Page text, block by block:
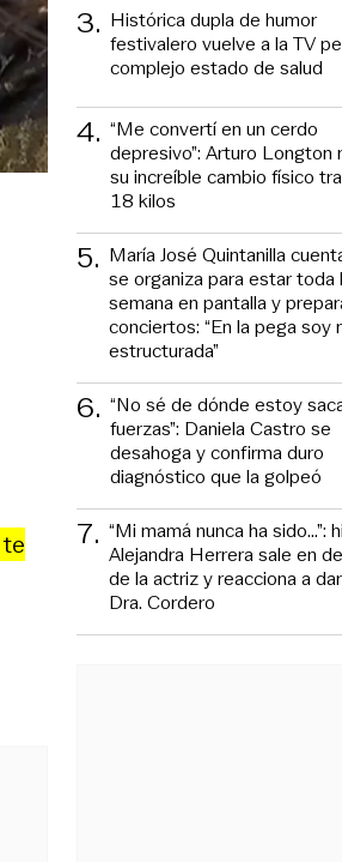
3. Histórica dupla de humor
festivalero vuelve a la TV
complejo estado de salud
4. “Me convertí en un cerdo
depresivo”: Arturo Longton
su increíble cambio físico
18 kilos
5. María José Quintanilla
se organiza para estar toda
semana en pantalla y
conciertos: “En la pega soy
estructurada”
6. “No sé de dónde estoy
fuerzas”: Daniela Castro se
desahoga y confirma duro
diagnóstico que la golpeó
7. “Mi mamá nunca ha sido...”:
Alejandra Herrera sale en
de la actriz y reacciona a
Dra. Cordero